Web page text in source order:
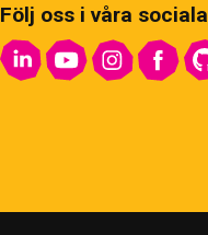
Följ oss i våra